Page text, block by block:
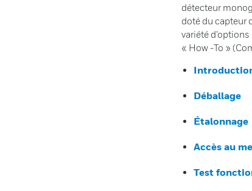
détecteur
doté du capteur
variété
« How -To »
Déballage
Étalonnage
Accès au
Test